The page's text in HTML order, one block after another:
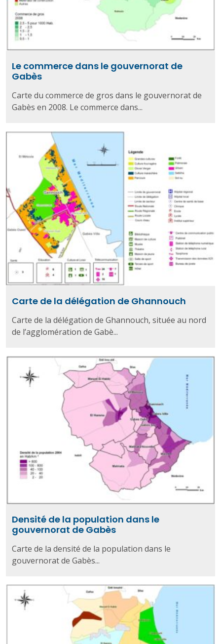
Le commerce dans le gouvernorat de
Gabès
Carte du commerce de gros dans le gouvernorat de
Gabès en 2008. Le commerce dans...
Carte de la délégation de Ghannouch
Carte de la délégation de Ghannouch, située au nord
de l’agglomération de Gabè...
Densité de la population dans le
gouvernorat de Gabès
Carte de la densité de la population dans le
gouvernorat de Gabès...